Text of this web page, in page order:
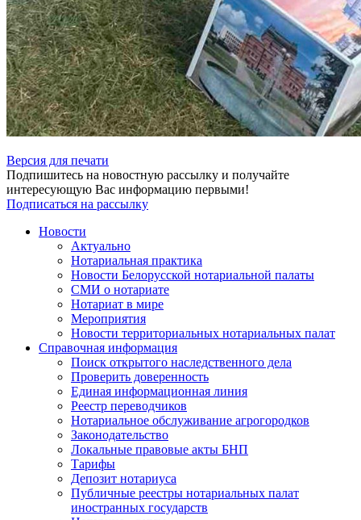
Версия для печати
Подпишитесь на новостную рассылку и получайте
интересующую Вас информацию первыми!
Подписаться на рассылку
Новости
Актуально
Нотариальная практика
Новости Белорусской нотариальной палаты
СМИ о нотариате
Нотариат в мире
Мероприятия
Новости территориальных нотариальных палат
Справочная информация
Поиск открытого наследственного дела
Проверить доверенность
Единая информационная линия
Реестр переводчиков
Нотариальное обслуживание агрогородков
Законодательство
Локальные правовые акты БНП
Тарифы
Депозит нотариуса
Публичные реестры нотариальных палат
иностранных государств